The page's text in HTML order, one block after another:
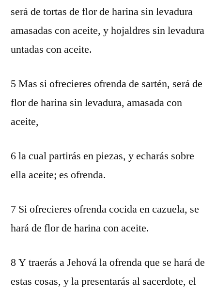
será de tortas de flor de harina sin levadura
amasadas con aceite, y hojaldres sin levadura
untadas con aceite.
5 Mas si ofrecieres ofrenda de sartén, será de
flor de harina sin levadura, amasada con
aceite,
6 la cual partirás en piezas, y echarás sobre
ella aceite; es ofrenda.
7 Si ofrecieres ofrenda cocida en cazuela, se
hará de flor de harina con aceite.
8 Y traerás a Jehová la ofrenda que se hará de
estas cosas, y la presentarás al sacerdote, el